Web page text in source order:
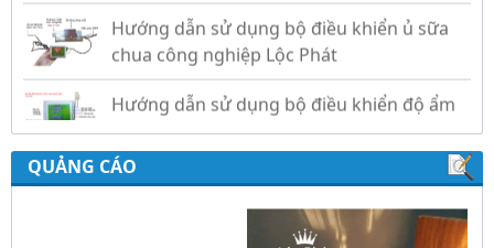
Hướng dẫn sử dụng bộ điều khiển độ ẩm
gold, nhiệt độ và ánh sáng tự động Lộc
QUẢNG CÁO